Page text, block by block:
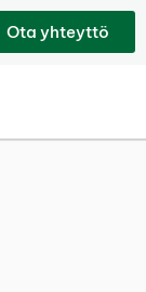
Ota yhteyttö